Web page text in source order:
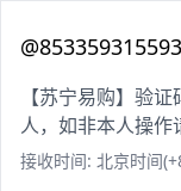
@853359315593
【苏宁易购】验
人，如非本人操作
接收时间: 北京时间